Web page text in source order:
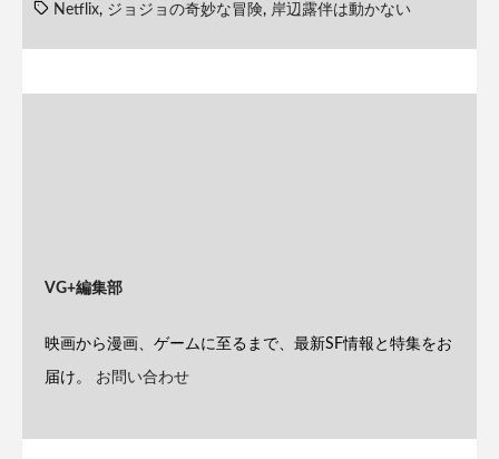
Netflix, ジョジョの奇妙な冒険, 岸辺露伴は動かない
VG+編集部
映画から漫画、ゲームに至るまで、最新SF情報と特集をお
届け。 お問い合わせ